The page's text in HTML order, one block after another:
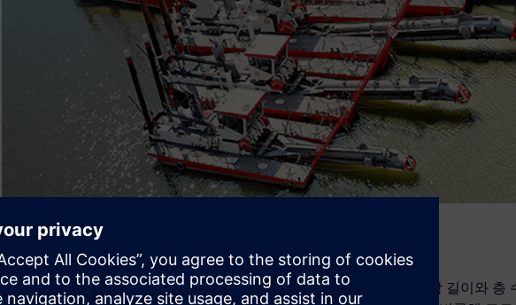
맞춤형 선박 제작
Royal IHC 선박 대부분은 독특할 뿐만 아니라 대부분이 거대하고 축구장 길이와 층